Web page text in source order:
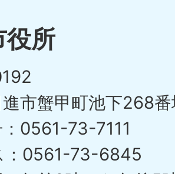
役所
市蟹甲町池下268
0561-73-7111
：0561-73-6845